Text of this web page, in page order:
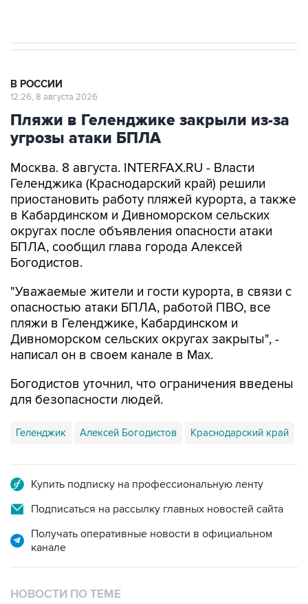
В РОССИИ
12:26, 8 августа 2026
Пляжи в Геленджике закрыли из-за
угрозы атаки БПЛА
Москва. 8 августа. INTERFAX.RU - Власти
Геленджика (Краснодарский край) решили
приостановить работу пляжей курорта, а также
в Кабардинском и Дивноморском сельских
округах после объявления опасности атаки
БПЛА, сообщил глава города Алексей
Богодистов.
"Уважаемые жители и гости курорта, в связи с
опасностью атаки БПЛА, работой ПВО, все
пляжи в Геленджике, Кабардинском и
Дивноморском сельских округах закрыты", -
написал он в своем канале в Max.
Богодистов уточнил, что ограничения введены
для безопасности людей.
Геленджик Алексей Богодистов Краснодарский край
Купить подписку на профессиональную ленту
Подписаться на рассылку главных новостей сайта
Получать оперативные новости в официальном
канале
НОВОСТИ ПО ТЕМЕ